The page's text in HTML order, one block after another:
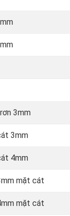
3mm
3mm
4mm
mặt cát
mặt cát